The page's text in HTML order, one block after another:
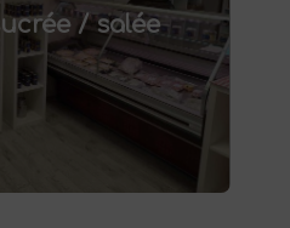
/ salée
Saint-Saulve
plats préparés et bien
vous attendent.
de la vente directe de
d'épicerie
service de